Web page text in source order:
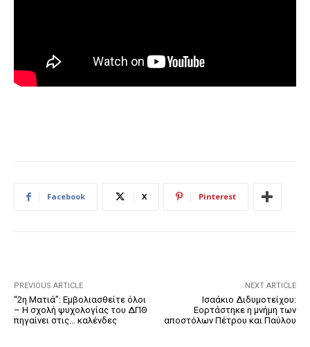
Facebook X Pinterest
PREVIOUS ARTICLE
“2η Ματιά”: Εμβολιασθείτε όλοι
– Η σχολή ψυχολογίας του ΔΠΘ
πηγαίνει στις… καλένδες
NEXT ARTICLE
Ισαάκιο Διδυμοτείχου:
Εορτάστηκε η μνήμη των
αποστόλων Πέτρου και Παύλου